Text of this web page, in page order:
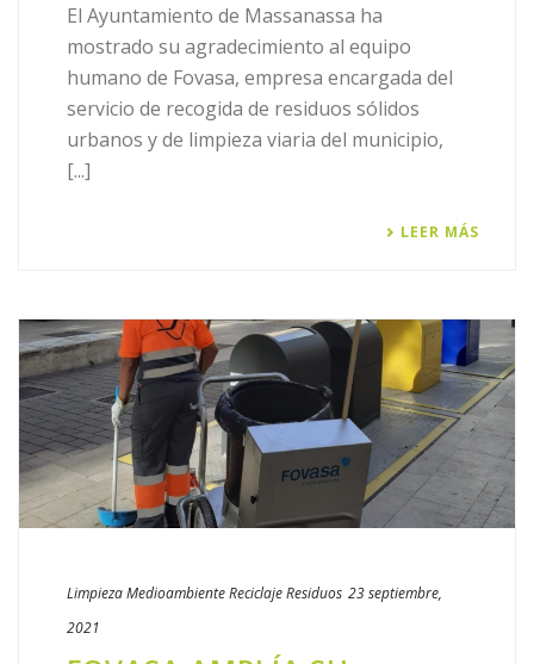
El Ayuntamiento de Massanassa ha
mostrado su agradecimiento al equipo
humano de Fovasa, empresa encargada del
servicio de recogida de residuos sólidos
urbanos y de limpieza viaria del municipio,
[...]
LEER MÁS
LimpiezaMedioambienteReciclajeResiduos 23 septiembre,
2021